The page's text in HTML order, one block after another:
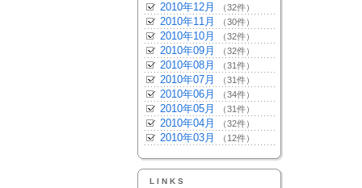
2010年12月 （32件）
2010年11月 （30件）
2010年10月 （32件）
2010年09月 （32件）
2010年08月 （31件）
2010年07月 （31件）
2010年06月 （34件）
2010年05月 （31件）
2010年04月 （32件）
2010年03月 （12件）
LINKS